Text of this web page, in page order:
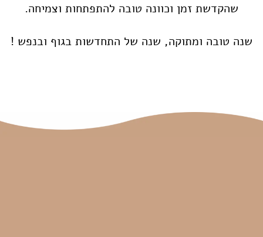
שהקדשת זמן וכוונה טובה להתפתחות וצמיחה.
שנה טובה ומתוקה, שנה של התחדשות בגוף ובנפש !